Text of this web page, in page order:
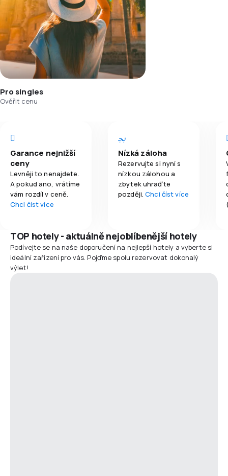
Pro singles
Ověřit cenu
Garance nejnižší
ceny
Levněji to nenajdete.
A pokud ano, vrátíme
vám rozdíl v ceně.
Chci číst více
Nízká záloha
Rezervujte si nyní s
nízkou zálohou a
zbytek uhraďte
později.Chci číst více
TOP hotely - aktuálně nejoblíbenější hotely
Podívejte se na naše doporučení na nejlepší hotely a vyberte si
ideální zařízení pro vás. Pojďme spolu rezervovat dokonalý
výlet!